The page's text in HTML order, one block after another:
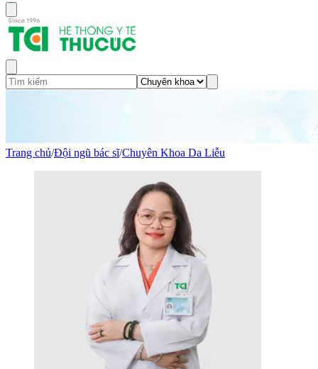
Trang chủ/Đội ngũ bác sĩ/Chuyên Khoa Da Liễu